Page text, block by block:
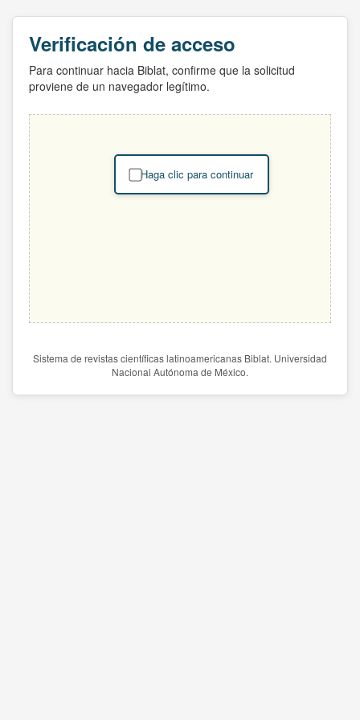
Verificación de acceso
Para continuar hacia Biblat, confirme que la solicitud
proviene de un navegador legítimo.
Haga clic para continuar
Sistema de revistas científicas latinoamericanas Biblat. Universidad
Nacional Autónoma de México.